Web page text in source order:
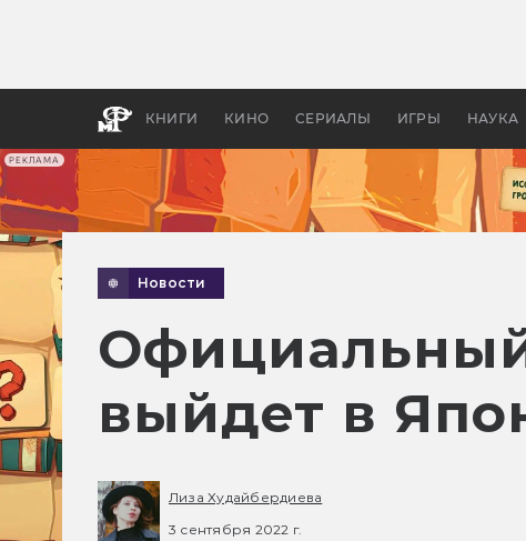
РЕКЛАМА
КНИГИ КИНО СЕРИАЛЫ ИГРЫ НАУКА
Новости
выйдет в
Лиза Худайбердиева
3 сентября 2022 г.